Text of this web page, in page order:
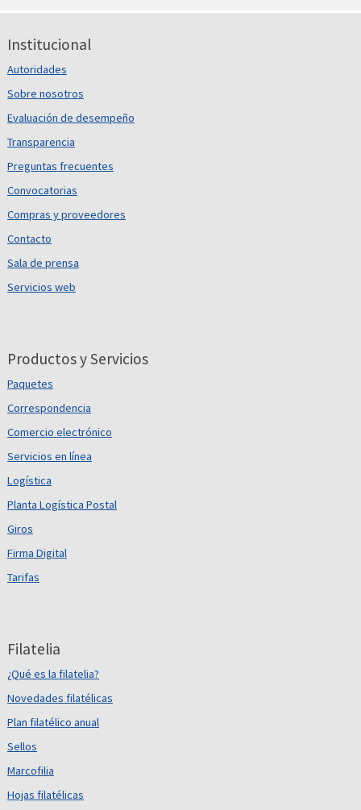
Institucional
Autoridades
Sobre nosotros
Evaluación de desempeño
Transparencia
Preguntas frecuentes
Convocatorias
Compras y proveedores
Contacto
Sala de prensa
Servicios web
Productos y Servicios
Paquetes
Correspondencia
Comercio electrónico
Servicios en línea
Logística
Planta Logística Postal
Giros
Firma Digital
Tarifas
Filatelia
¿Qué es la filatelia?
Novedades filatélicas
Plan filatélico anual
Sellos
Marcofilia
Hojas filatélicas